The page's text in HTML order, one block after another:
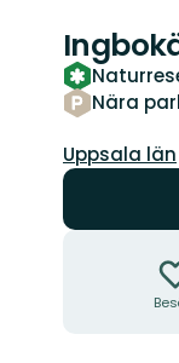
Nära
Län:
Uppsala län